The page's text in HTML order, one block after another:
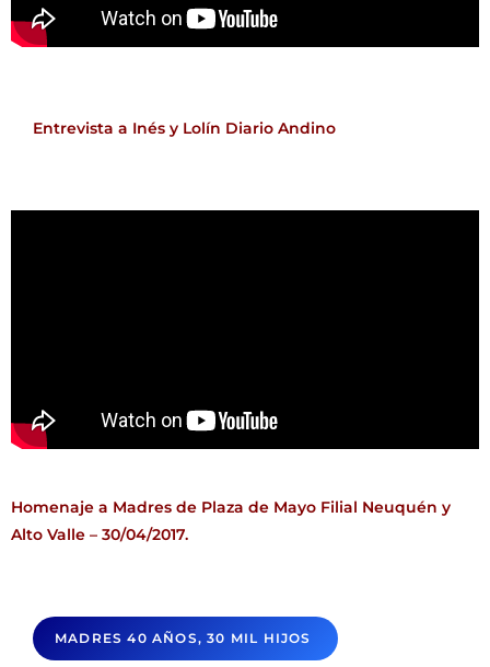
Entrevista a Inés y Lolín Diario Andino
Homenaje a Madres de Plaza de Mayo Filial Neuquén y
Alto Valle – 30/04/2017.
MADRES 40 AÑOS, 30 MIL HIJOS